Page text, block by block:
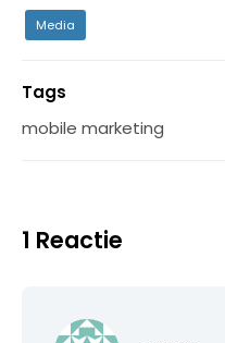
Media
Tags
mobile marketing
1 Reactie